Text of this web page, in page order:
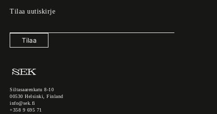
Tilaa uutiskirje
Tilaa
Siltasaarenkatu 8-10
00530 Helsinki, Finland
info@sek.fi
+358 9 695 71